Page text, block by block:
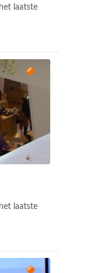
laatste
laatste